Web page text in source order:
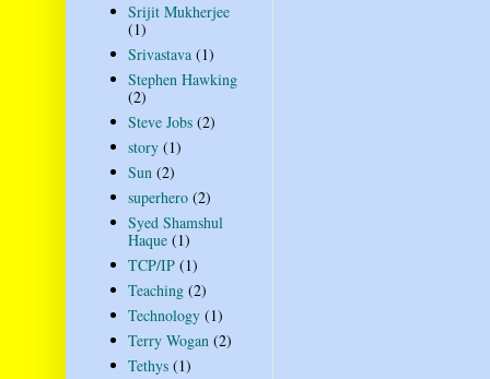
Srijit Mukherjee
(1)
Srivastava (1)
Stephen Hawking
(2)
Steve Jobs (2)
story (1)
Sun (2)
superhero (2)
Syed Shamshul
Haque (1)
TCP/IP (1)
Teaching (2)
Technology (1)
Terry Wogan (2)
Tethys (1)